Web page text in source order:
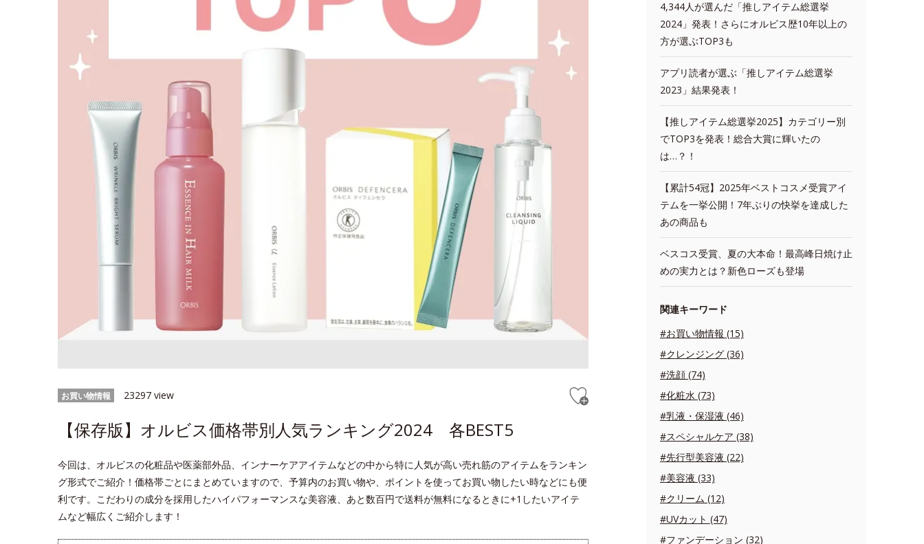
お買い物情報 23297 view
【保存版】オルビス価格帯別人気ランキング2024 各BEST5
今回は、オルビスの化粧品や医薬部外品、インナーケアアイテムなどの中から特に人気が高い売れ筋のアイテムをランキン
グ形式でご紹介！価格帯ごとにまとめていますので、予算内のお買い物や、ポイントを使ってお買い物したい時などにも便
利です。こだわりの成分を採用したハイパフォーマンスな美容液、あと数百円で送料が無料になるときに+1したいアイテ
ムなど幅広くご紹介します！
4,344人が選んだ「推しアイテム総選挙
2024」発表！さらにオルビス歴10年以上の
方が選ぶTOP3も
アプリ読者が選ぶ「推しアイテム総選挙
2023」結果発表！
【推しアイテム総選挙2025】カテゴリー別
でTOP3を発表！総合大賞に輝いたの
は…？！
【累計54冠】2025年ベストコスメ受賞アイ
テムを一挙公開！7年ぶりの快挙を達成した
あの商品も
ベスコス受賞、夏の大本命！最高峰日焼け止
めの実力とは？新色ローズも登場
関連キーワード
#お買い物情報 (15)
#クレンジング (36)
#洗顔 (74)
#化粧水 (73)
#乳液・保湿液 (46)
#スペシャルケア (38)
#先行型美容液 (22)
#美容液 (33)
#クリーム (12)
#UVカット (47)
#ファンデーション (32)